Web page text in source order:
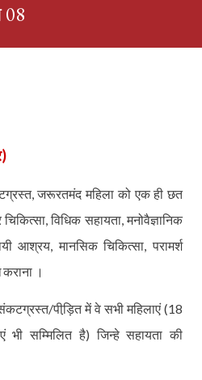
08
,जरूरतमंद महिला को एक ही छत
,विधिक सहायता,मनोवैज्ञानिक
आश्रय ,मानसिक चिकित्सा ,परामर्श
।
पीड़ि़त में वे सभी महिलाएं (18
भी सम्मिलित है) जिन्हे सहायता की